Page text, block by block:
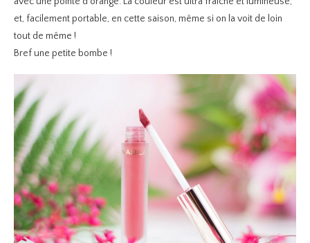
et, facilement portable, en cette saison, même si on la voit de loin
tout de même !
Bref une petite bombe !